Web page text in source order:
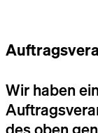
Wir haben